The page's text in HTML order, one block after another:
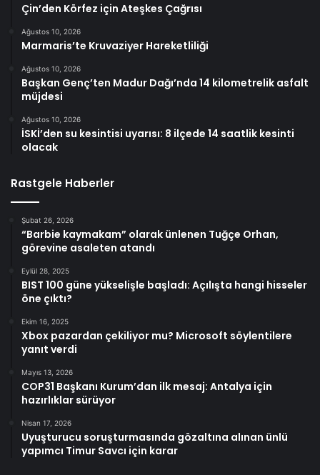
Çin’den Körfez için Ateşkes Çağrısı
Ağustos 10, 2026
Marmaris’te Kruvaziyer Hareketliliği
Ağustos 10, 2026
Başkan Genç’ten Madur Dağı’nda 14 kilometrelik asfalt
müjdesi
Ağustos 10, 2026
İSKİ’den su kesintisi uyarısı: 8 ilçede 14 saatlik kesinti
olacak
Rastgele Haberler
Şubat 26, 2026
“Barbie kaymakam” olarak ünlenen Tuğçe Orhan,
görevine asaleten atandı
Eylül 28, 2025
BIST 100 güne yükselişle başladı: Açılışta hangi hisseler
öne çıktı?
Ekim 16, 2025
Xbox pazardan çekiliyor mu? Microsoft söylentilere
yanıt verdi
Mayıs 13, 2026
COP31 Başkanı Kurum’dan ilk mesaj: Antalya için
hazırlıklar sürüyor
Nisan 17, 2026
Uyuşturucu soruşturmasında gözaltına alınan ünlü
yapımcı Timur Savcı için karar